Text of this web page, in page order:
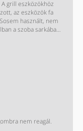
grill eszközökhöz
az eszközök fa
használt, nem
a szoba sarkában
nem reagál.